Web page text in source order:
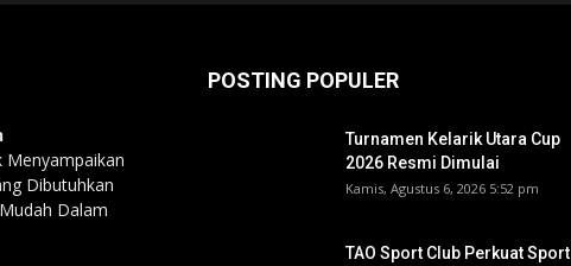
Dibutuhkan
Dalam
POSTING POPULER
Turnamen Kelarik Utara Cup
2026 Resmi Dimulai
Kamis, Agustus 6, 2026 5:52 pm
TAO Sport Club Perkuat Sport